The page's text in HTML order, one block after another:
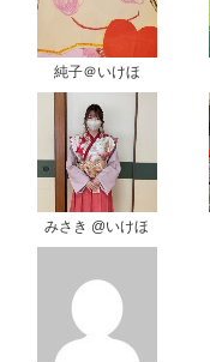
純子＠いけほ
みさき @いけほ